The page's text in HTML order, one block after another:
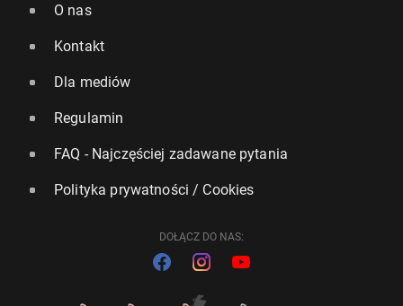
O nas
Kontakt
Dla mediów
Regulamin
FAQ - Najczęściej zadawane pytania
Polityka prywatności / Cookies
DOŁĄCZ DO NAS: